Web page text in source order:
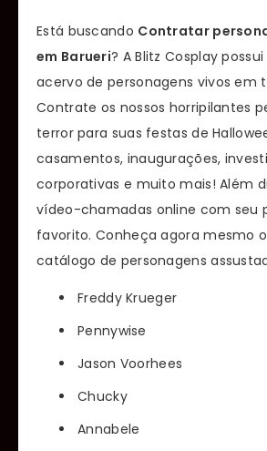
Está buscando Contratar
em Barueri? A Blitz Cosplay
acervo de personagens vivos em
Contrate os nossos horripilantes
terror para suas festas de
casamentos, inaugurações,
corporativas e muito mais! Além
vídeo-chamadas online com seu
favorito. Conheça agora mesmo
catálogo de personagens
Freddy Krueger
Pennywise
Jason Voorhees
Chucky
Annabele